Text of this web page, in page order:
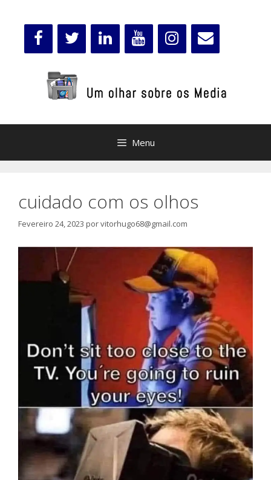
Menu
cuidado com os olhos
Fevereiro 24, 2023 porvitorhugo68@gmail.com